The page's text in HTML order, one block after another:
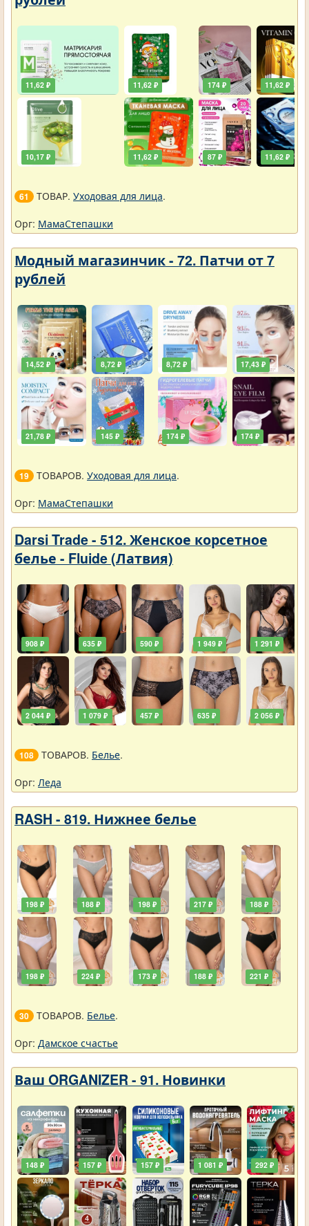
11,62 ₽
10,17 ₽
11,62 ₽
11,62 ₽
174 ₽
87 ₽
11,62 ₽
11,62 ₽
61 ТОВАР. Уходовая для лица.
Орг: МамаСтепашки
Модный магазинчик - 72. Патчи от 7
рублей
14,52 ₽
21,78 ₽
8,72 ₽
145 ₽
8,72 ₽
174 ₽
17,43 ₽
174 ₽
19 ТОВАРОВ. Уходовая для лица.
Орг: МамаСтепашки
Darsi Trade - 512. Женское корсетное
белье - Fluide (Латвия)
908 ₽
2 044 ₽
635 ₽
1 079 ₽
590 ₽
457 ₽
1 949 ₽
635 ₽
1 291 ₽
2 056 ₽
108 ТОВАРОВ. Белье.
Орг: Леда
RASH - 819. Нижнее белье
198 ₽
198 ₽
188 ₽
224 ₽
198 ₽
173 ₽
217 ₽
188 ₽
188 ₽
221 ₽
30 ТОВАРОВ. Белье.
Орг: Дамское счастье
Ваш ORGANIZER - 91. Новинки
148 ₽ 157 ₽ 157 ₽ 1 081 ₽ 292 ₽